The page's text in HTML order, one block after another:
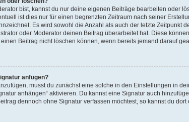
bist, kannst du nur deine eigenen Beiträge bearbeiten oder
ist dies nur für einen begrenzten Zeitraum nach seiner
Es wird sowohl die Anzahl als auch der letzte
oder Moderator deinen Beitrag überarbeitet hat. Diese
Beitrag nicht löschen können, wenn bereits jemand darauf
anfügen?
musst du zunächst eine solche in den Einstellungen in
anhängen“ aktivieren. Du kannst eine Signatur auch
dennoch ohne Signatur verfassen möchtest, so kannst du